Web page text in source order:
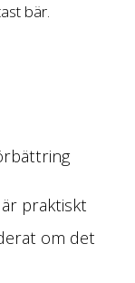
bär.
praktiskt
om det